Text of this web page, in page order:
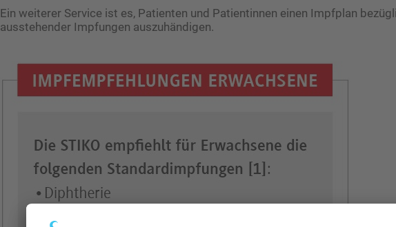
Ein weiterer Service ist es, Patienten und Patientinnen einen Impfplan
ausstehender Impfungen auszuhändigen.